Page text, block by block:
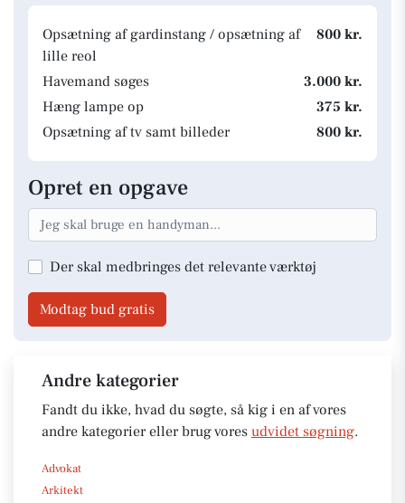
Opsætning af gardinstang / opsætning af
lille reol
800 kr.
Havemand søges
3.000 kr.
Hæng lampe op
375 kr.
Opsætning af tv samt billeder
800 kr.
Opret en opgave
Der skal medbringes det relevante værktøj
Modtag bud gratis
Andre kategorier
Fandt du ikke, hvad du søgte, så kig i en af vores
andre kategorier eller brug vores udvidet søgning.
Advokat
Arkitekt